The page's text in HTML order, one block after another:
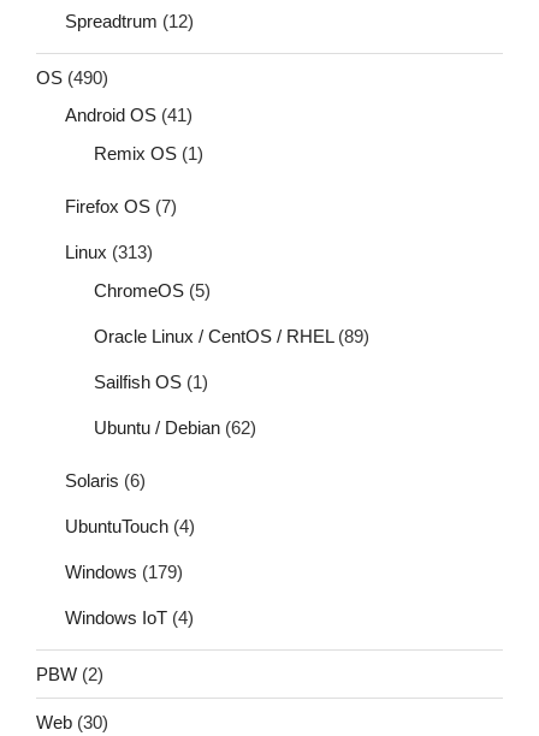
Spreadtrum (12)
OS (490)
Android OS (41)
Remix OS (1)
Firefox OS (7)
Linux (313)
ChromeOS (5)
Oracle Linux / CentOS / RHEL(89)
Sailfish OS (1)
Ubuntu / Debian (62)
Solaris (6)
UbuntuTouch (4)
Windows (179)
Windows IoT (4)
PBW (2)
Web (30)